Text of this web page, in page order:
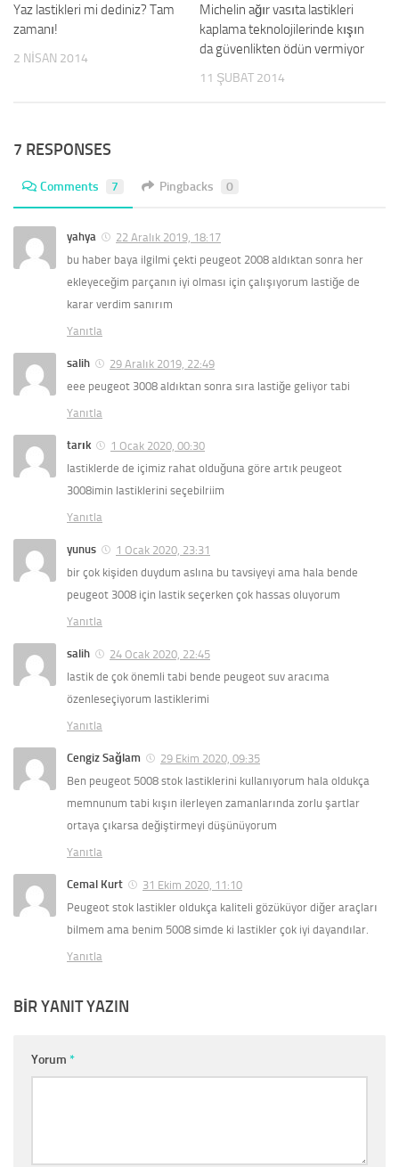
Yaz lastikleri mi dediniz? Tam
zamanı!
2 NISAN 2014
Michelin ağır vasıta lastikleri
kaplama teknolojilerinde kışın
da güvenlikten ödün vermiyor
11 ŞUBAT 2014
7 RESPONSES
Comments 7 Pingbacks 0
yahya
22 Aralık 2019, 18:17
bu haber baya ilgilmi çekti peugeot 2008 aldıktan sonra her
ekleyeceğim parçanın iyi olması için çalışıyorum lastiğe de
karar verdim sanırım
Yanıtla
salih
29 Aralık 2019, 22:49
eee peugeot 3008 aldıktan sonra sıra lastiğe geliyor tabi
Yanıtla
tarık
1 Ocak 2020, 00:30
lastiklerde de içimiz rahat olduğuna göre artık peugeot
3008imin lastiklerini seçebilriim
Yanıtla
yunus
1 Ocak 2020, 23:31
bir çok kişiden duydum aslına bu tavsiyeyi ama hala bende
peugeot 3008 için lastik seçerken çok hassas oluyorum
Yanıtla
salih
24 Ocak 2020, 22:45
lastik de çok önemli tabi bende peugeot suv aracıma
özenleseçiyorum lastiklerimi
Yanıtla
Cengiz Sağlam
29 Ekim 2020, 09:35
Ben peugeot 5008 stok lastiklerini kullanıyorum hala oldukça
memnunum tabi kışın ilerleyen zamanlarında zorlu şartlar
ortaya çıkarsa değiştirmeyi düşünüyorum
Yanıtla
Cemal Kurt
31 Ekim 2020, 11:10
Peugeot stok lastikler oldukça kaliteli gözüküyor diğer araçları
bilmem ama benim 5008 simde ki lastikler çok iyi dayandılar.
Yanıtla
BIR YANIT YAZIN
Yorum *